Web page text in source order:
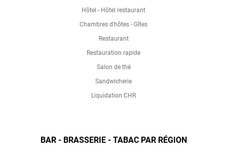
Hôtel - Hôtel restaurant
Chambres d'hôtes - Gîtes
Restaurant
Restauration rapide
Salon de thé
Sandwicherie
Liquidation CHR
BAR - BRASSERIE - TABAC PAR RÉGION